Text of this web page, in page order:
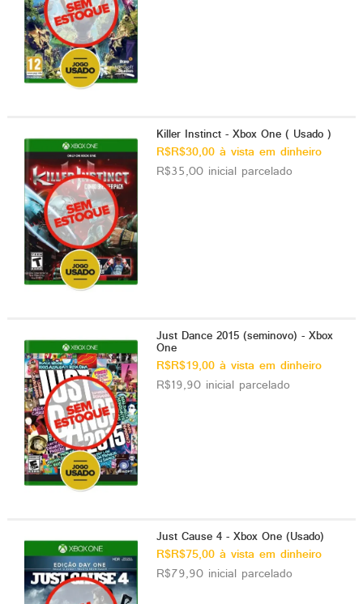
Killer Instinct - Xbox One ( Usado )
R$R$30,00 à vista em dinheiro
R$35,00 inicial parcelado
Just Dance 2015 (seminovo) - Xbox
One
R$R$19,00 à vista em dinheiro
R$19,90 inicial parcelado
Just Cause 4 - Xbox One (Usado)
R$R$75,00 à vista em dinheiro
R$79,90 inicial parcelado